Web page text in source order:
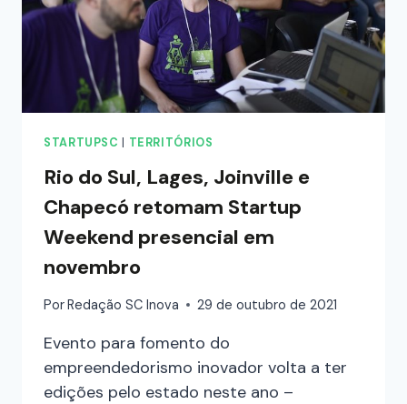
STARTUPSC | TERRITÓRIOS
Rio do Sul, Lages, Joinville e
Chapecó retomam Startup
Weekend presencial em
novembro
PorRedação SC Inova 29 de outubro de 2021
Evento para fomento do
empreendedorismo inovador volta a ter
edições pelo estado neste ano –